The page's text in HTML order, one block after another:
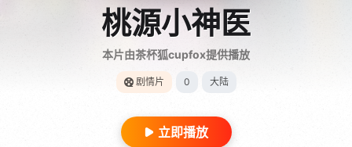
桃源小神医
本片由茶杯狐cupfox提供播放
剧情片 0 大陆
立即播放